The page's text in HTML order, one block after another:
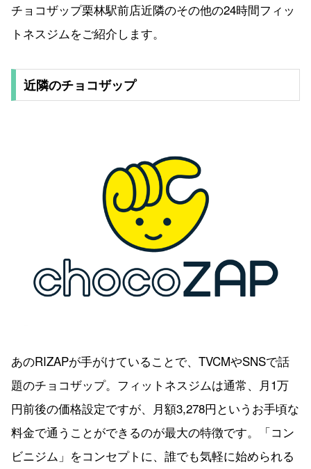
チョコザップ栗林駅前店近隣のその他の24時間フィッ
トネスジムをご紹介します。
近隣のチョコザップ
あのRIZAPが手がけていることで、TVCMやSNSで話
題のチョコザップ。フィットネスジムは通常、月1万
円前後の価格設定ですが、月額3,278円というお手頃な
料金で通うことができるのが最大の特徴です。「コン
ビニジム」をコンセプトに、誰でも気軽に始められる